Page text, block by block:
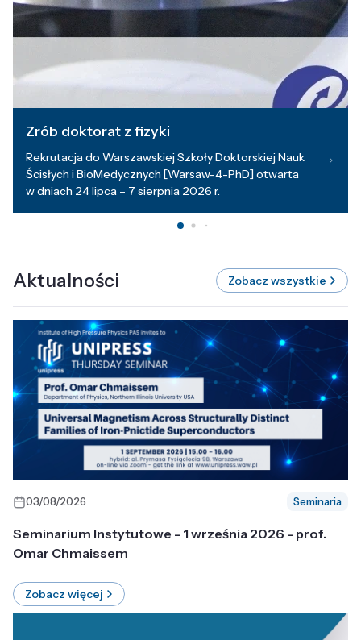
Zrób doktorat z fizyki
Rekrutacja do Warszawskiej Szkoły Doktorskiej Nauk
Ścisłych i BioMedycznych [Warsaw-4-PhD] otwarta
w dniach 24 lipca – 7 sierpnia 2026 r.
Aktualności Zobacz wszystkie
03/08/2026 Seminaria
Seminarium Instytutowe - 1 września 2026 - prof.
Omar Chmaissem
Zobacz więcej